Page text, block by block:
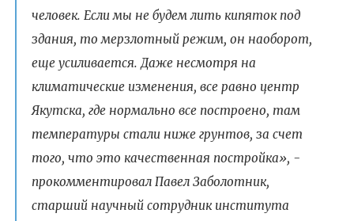
человек. Если мы не будем лить кипяток под
здания, то мерзлотный режим, он наоборот,
еще усиливается. Даже несмотря на
климатические изменения, все равно центр
Якутска, где нормально все построено, там
температуры стали ниже грунтов, за счет
того, что это качественная постройка», -
прокомментировал Павел Заболотник,
старший научный сотрудник института